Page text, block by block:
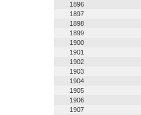
1896
1897
1898
1899
1900
1901
1902
1903
1904
1905
1906
1907